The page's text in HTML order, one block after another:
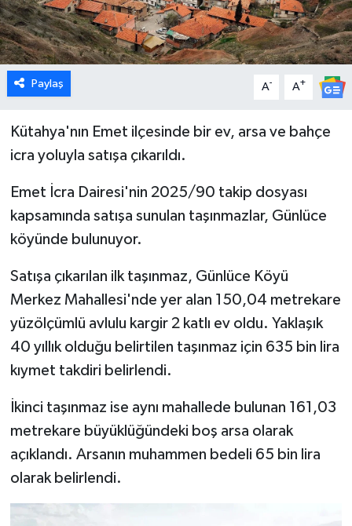
Paylaş A- A+
Kütahya'nın Emet ilçesinde bir ev, arsa ve bahçe
icra yoluyla satışa çıkarıldı.
Emet İcra Dairesi'nin 2025/90 takip dosyası
kapsamında satışa sunulan taşınmazlar, Günlüce
köyünde bulunuyor.
Satışa çıkarılan ilk taşınmaz, Günlüce Köyü
Merkez Mahallesi'nde yer alan 150,04 metrekare
yüzölçümlü avlulu kargir 2 katlı ev oldu. Yaklaşık
40 yıllık olduğu belirtilen taşınmaz için 635 bin lira
kıymet takdiri belirlendi.
İkinci taşınmaz ise aynı mahallede bulunan 161,03
metrekare büyüklüğündeki boş arsa olarak
açıklandı. Arsanın muhammen bedeli 65 bin lira
olarak belirlendi.
Foto Galeri
Gediz
Genel
Gündem
Hisarcık
İlçeler
Köşe Yazıları
Kültür Sanat
Kütahya
Magazin
Otomobil
Pazarlar